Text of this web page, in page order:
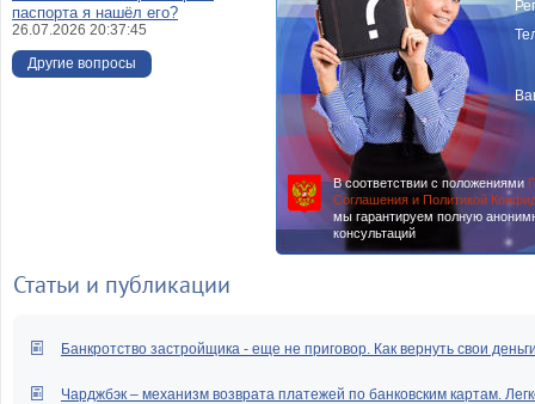
В соответствии с положениями
Соглашения и Политикой
мы гарантируем полную
консультаций
паспорта я нашёл его?
26.07.2026 20:37:45
Другие вопросы
Статьи и публикации
Банкротство застройщика - еще не приговор. Как вернуть свои
Чарджбэк – механизм возврата платежей по банковским картам.